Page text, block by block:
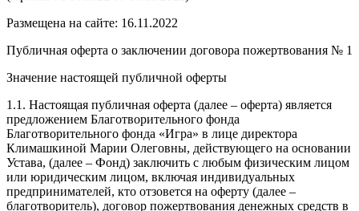
Размещена на сайте: 16.11.2022
Публичная оферта о заключении договора пожертвования № 1
Значение настоящей публичной оферты
1.1. Настоящая публичная оферта (далее – оферта) является
предложением Благотворительного фонда
Благотворительного фонда «Игра» в лице директора
Климашкиной Марии Олеговны, действующего на основании
Устава, (далее – Фонд) заключить с любым физическим лицом
или юридическим лицом, включая индивидуальных
предпринимателей, кто отзовется на оферту (далее –
благотворитель), договор пожертвования денежных средств в